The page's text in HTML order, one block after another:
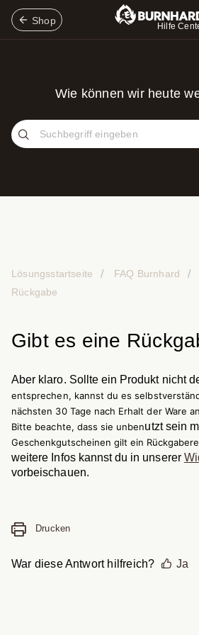
Shop
Hilfe
Wie können wir heute
Lösungsstartseite FAQ Burnhard
Rückgabe
Gibt es eine
Aber klaro. Sollte ein Produkt nicht
entsprechen, kannst du es
nächsten 30 Tage nach Erhalt der Ware
Bitte beachte, dass sie unbenutzt sein
Geschenkgutscheinen gilt ein
weitere Infos kannst du in unserer
vorbeischauen.
War diese Antwort hilfreich? Ja
Drucken